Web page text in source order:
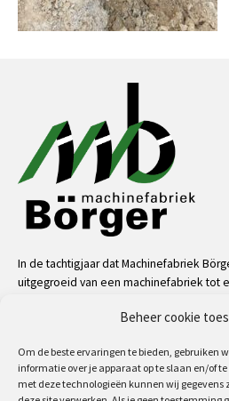
Beheer cookie
Om de beste ervaringen te bieden, gebruiken
informatie over je apparaat op te slaan en/of
met deze technologieën kunnen wij gegevens
In de tachtigjaar dat Machinefabriek
uitgegroeid van een machinefabriek tot
bijna alle uitdagingen aan op het gebied
meer